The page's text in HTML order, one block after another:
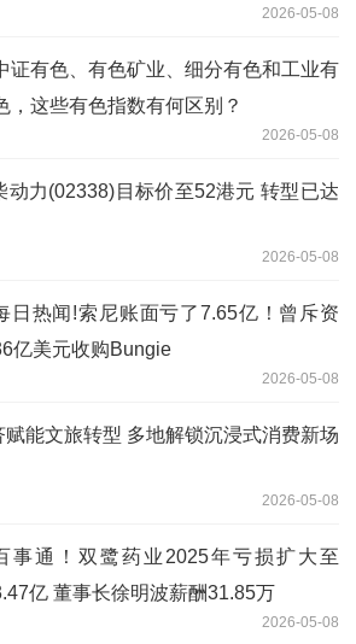
2026-05-08
证有色、有色矿业、细分有色和工业有
，这些有色指数有何区别？
2026-05-08
动力(02338)目标价至52港元 转型已达
2026-05-08
日热闻!索尼账面亏了7.65亿！曾斥资
亿美元收购Bungie
2026-05-08
能文旅转型 多地解锁沉浸式消费新场
2026-05-08
事通！双鹭药业2025年亏损扩大至
亿 董事长徐明波薪酬31.85万
2026-05-08